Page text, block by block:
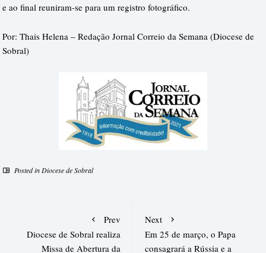
e ao final reuniram-se para um registro fotográfico.
Por: Thais Helena – Redação Jornal Correio da Semana (Diocese de
Sobral)
Posted in Diocese de Sobral
Prev
Diocese de Sobral realiza
Missa de Abertura da
Next
Em 25 de março, o Papa
consagrará a Rússia e a